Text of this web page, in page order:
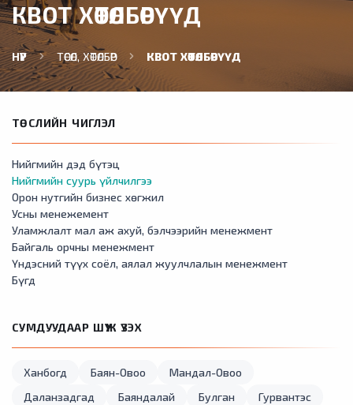
КВОТ ХӨТӨЛБӨРҮҮД
НҮҮР ТӨСӨЛ, ХӨТӨЛБӨР КВОТ ХӨТӨЛБӨРҮҮД
ТӨСЛИЙН ЧИГЛЭЛ
Нийгмийн дэд бүтэц
Нийгмийн суурь үйлчилгээ
Орон нутгийн бизнес хөгжил
Усны менежемент
Уламжлалт мал аж ахуй, бэлчээрийн менежмент
Байгаль орчны менежмент
Үндэсний түүх соёл, аялал жуулчлалын менежмент
Бүгд
СУМДУУДААР ШҮҮЖ ҮЗЭХ
Ханбогд Баян-Овоо
Мандал-Овоо
Даланзадгад
Баяндалай Булган
Гурвантэс